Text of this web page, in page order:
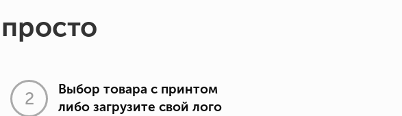
просто
Выбор товара с принтом
либо загрузите свой лого